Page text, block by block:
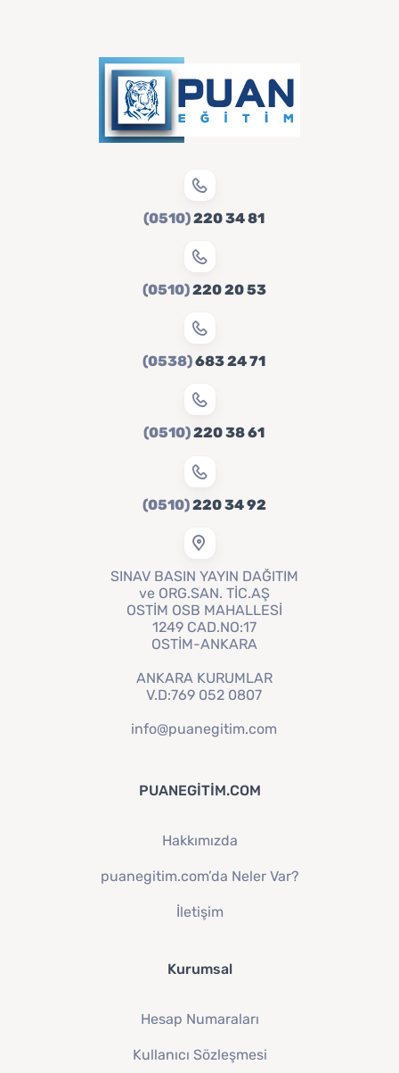
(0510)220 34 81
(0510)220 20 53
(0538)683 24 71
(0510)220 38 61
(0510)220 34 92
SINAV BASIN YAYIN DAĞITIM
ve ORG.SAN. TİC.AŞ
OSTİM OSB MAHALLESİ
1249 CAD.NO:17
OSTİM-ANKARA
ANKARA KURUMLAR
V.D:769 052 0807
info@puanegitim.com
PUANEGITIM.COM
Hakkımızda
puanegitim.com’da Neler Var?
İletişim
Kurumsal
Hesap Numaraları
Kullanıcı Sözleşmesi